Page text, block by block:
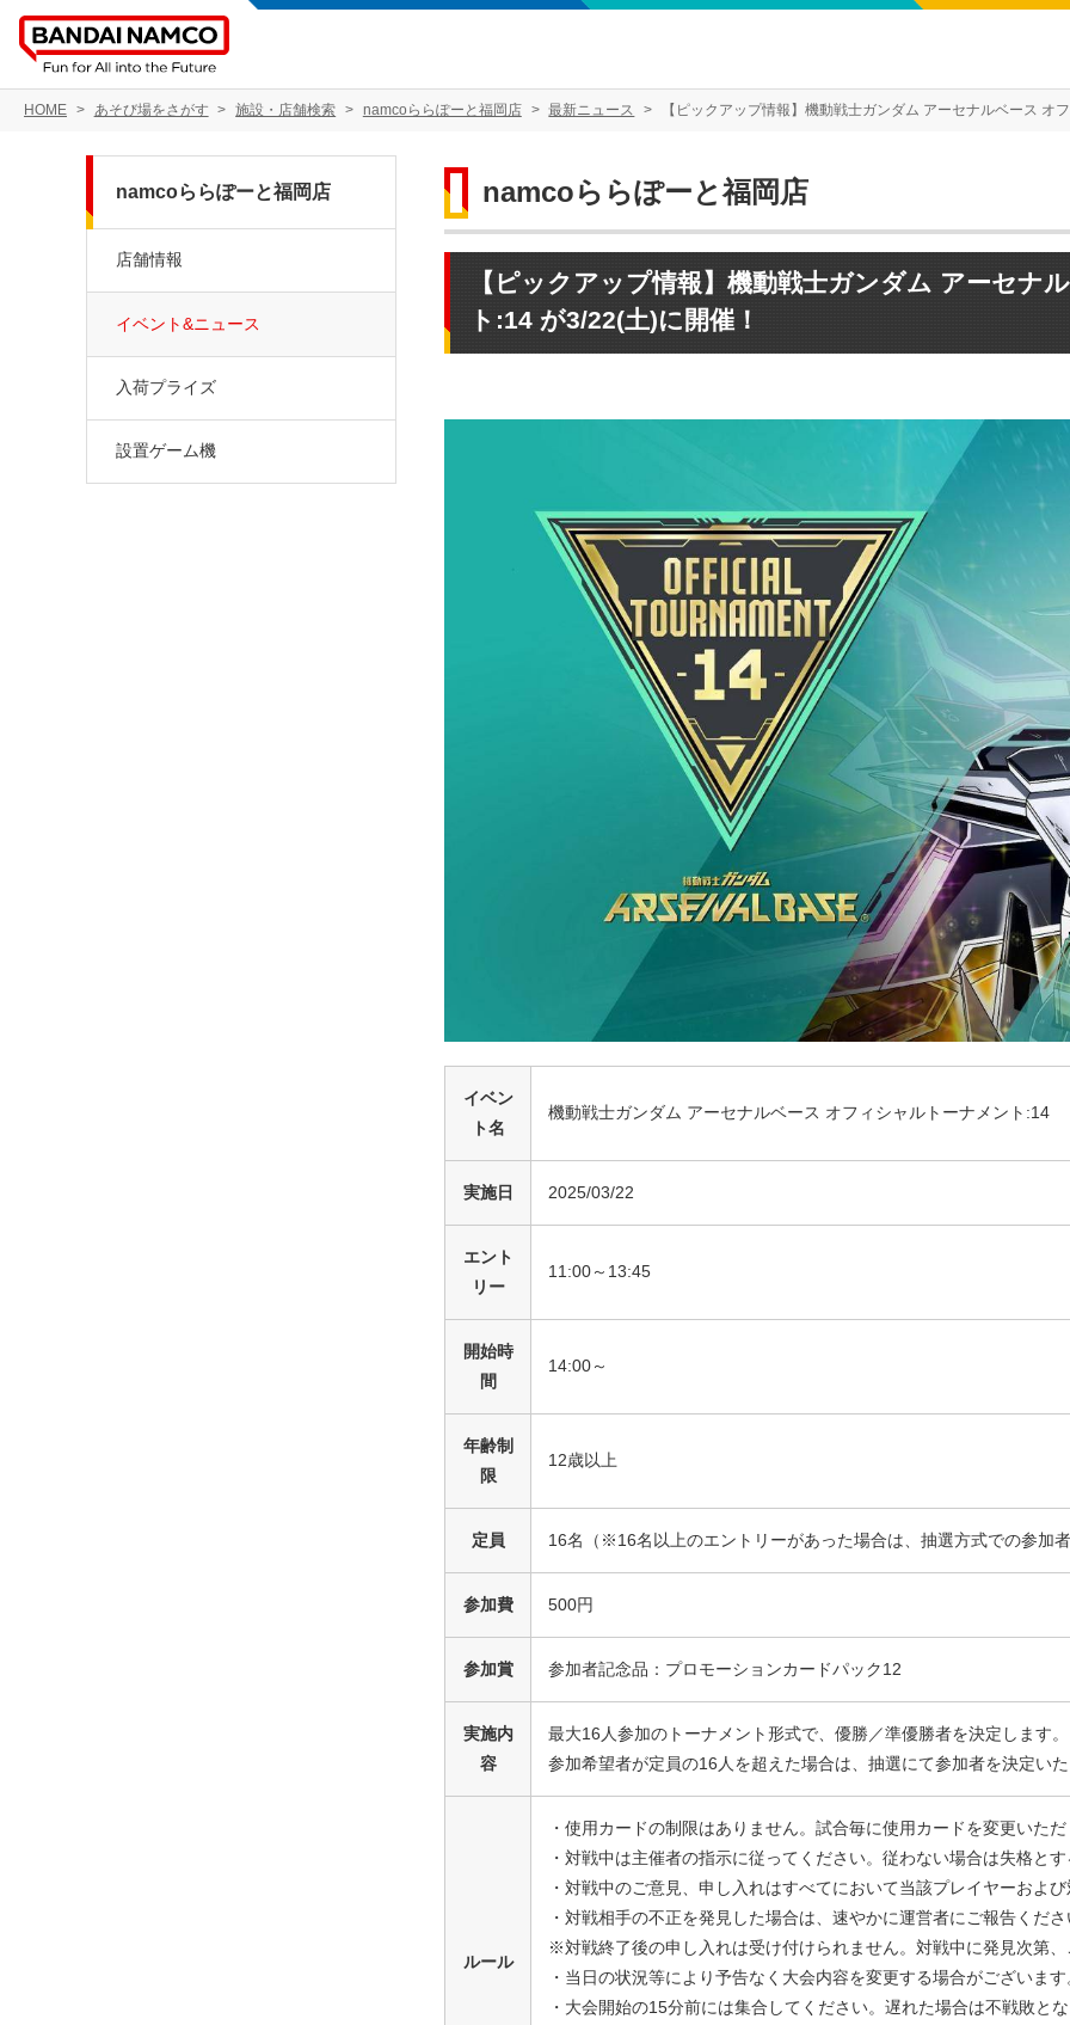
HOME あそび場をさがす 施設・店舗検索 namcoららぽーと福岡店 最新ニュース 【ピックアップ情報】機動戦士ガンダム アーセナルベース オ
namcoららぽーと福岡店
【ピックアップ情報】機動戦士ガンダム アーセナ
ト:14 が3/22(土)に開催！
イベン
ト名
機動戦士ガンダム アーセナルベース オフィシャルトーナメント:14
実施日 2025/03/22
エント
リー
11:00～13:45
開始時
間
14:00～
年齢制
限
12歳以上
定員 16名（※16名以上のエントリーがあった場合は、抽選方式での参加
参加費 500円
参加賞 参加者記念品：プロモーションカードパック12
実施内
容
最大16人参加のトーナメント形式で、優勝／準優勝者を決定します。
参加希望者が定員の16人を超えた場合は、抽選にて参加者を決定い
ルール
・使用カードの制限はありません。試合毎に使用カードを変更いた
・対戦中は主催者の指示に従ってください。従わない場合は失格と
・対戦中のご意見、申し入れはすべてにおいて当該プレイヤーおよ
・対戦相手の不正を発見した場合は、速やかに運営者にご報告くだ
※対戦終了後の申し入れは受け付けられません。対戦中に発見次第
・当日の状況等により予告なく大会内容を変更する場合がございま
・大会開始の15分前には集合してください。遅れた場合は不戦敗と
namcoららぽーと福岡店
店舗情報
イベント&ニュース
入荷プライズ
設置ゲーム機